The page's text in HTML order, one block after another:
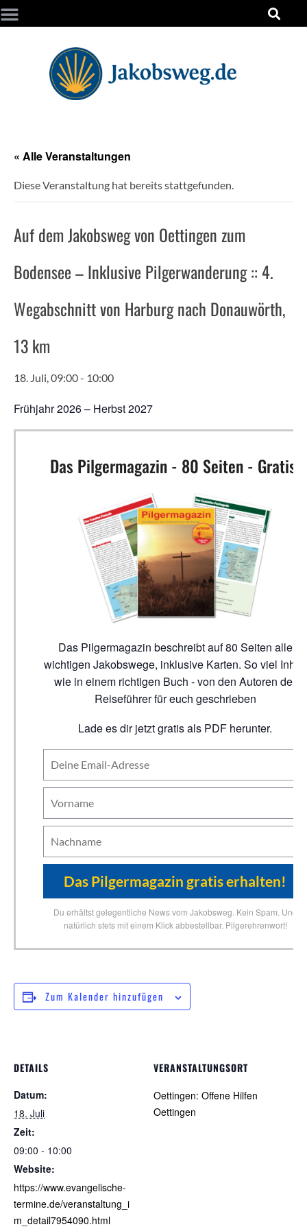
« Alle Veranstaltungen
Diese Veranstaltung hat bereits stattgefunden.
Auf dem Jakobsweg von Oettingen zum
Bodensee – Inklusive Pilgerwanderung :: 4.
Wegabschnitt von Harburg nach Donauwörth,
13 km
18. Juli, 09:00- 10:00
Frühjahr 2026 – Herbst 2027
Das Pilgermagazin - 80 Seiten - Gratis!
Das Pilgermagazin beschreibt auf 80 Seiten alle
wichtigen Jakobswege, inklusive Karten. So viel Inhalt
wie in einem richtigen Buch - von den Autoren der
Reiseführer für euch geschrieben
Lade es dir jetzt gratis als PDF herunter.
Du erhältst gelegentliche News vom Jakobsweg. Kein Spam. Und
natürlich stets mit einem Klick abbestellbar. Pilgerehrenwort!
Zum Kalender hinzufügen
DETAILS
Datum:
18. Juli
Zeit:
09:00 - 10:00
Website:
https://www.evangelische-
termine.de/veranstaltung_i
m_detail7954090.html
VERANSTALTUNGSORT
Oettingen: Offene Hilfen
Oettingen